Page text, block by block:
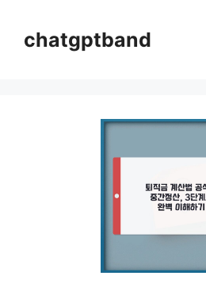
chatgptband